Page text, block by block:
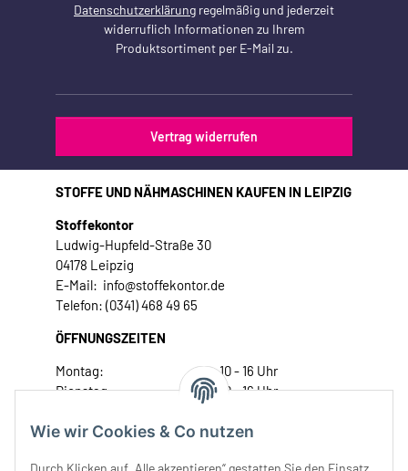
Wie wir Cookies & Co nutzen
Datenschutzerklärung regelmäßig und jederzeit
widerruflich Informationen zu Ihrem
Produktsortiment per E-Mail zu.
Vertrag widerrufen
STOFFE UND NÄHMASCHINEN KAUFEN IN LEIPZIG
Stoffekontor
Ludwig-Hupfeld-Straße 30
04178 Leipzig
E-Mail: info@stoffekontor.de
Telefon: (0341) 468 49 65
ÖFFNUNGSZEITEN
Montag:
10 - 16 Uhr
Dienstag:
10 - 16 Uhr
Donnerstag:
10 - 18 Uhr